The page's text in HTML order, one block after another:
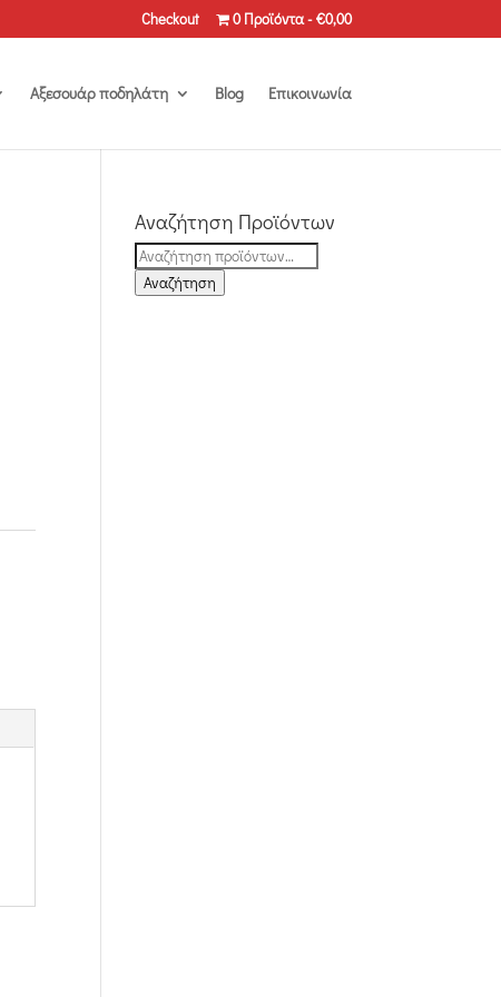
Checkout 0 Προϊόντα €0,00
Αξεσουάρ ποδηλάτη Blog Επικοινωνία
Αναζήτηση Προϊόντων
Αναζήτηση
για:
Αναζήτηση